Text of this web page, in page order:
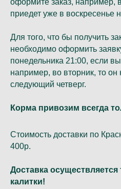
оформите заказ, например,
приедет уже в воскресенье
Для того, что бы получить
необходимо оформить
понедельника 21:00, если
например, во вторник, то он
следующий четверг.
Корма привозим всегда
Стоимость доставки по
400р.
Доставка
калитки!